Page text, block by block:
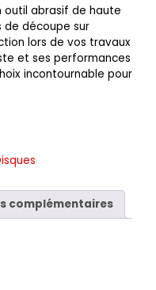
outil abrasif de haute
de découpe sur
lors de vos travaux
et ses performances
incontournable pour
complémentaires